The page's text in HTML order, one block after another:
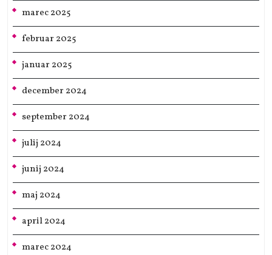
marec 2025
februar 2025
januar 2025
december 2024
september 2024
julij 2024
junij 2024
maj 2024
april 2024
marec 2024